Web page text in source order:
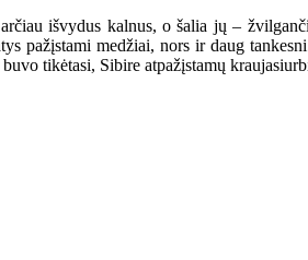
išvydus kalnus, o šalia jų –
pažįstami medžiai, nors ir daug
tikėtasi, Sibire atpažįstamų